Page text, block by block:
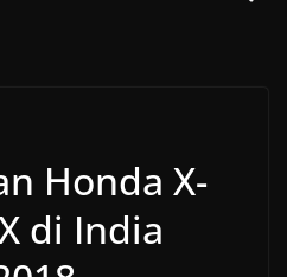
Honda X-
di India